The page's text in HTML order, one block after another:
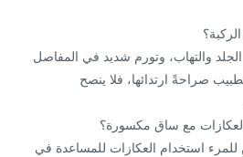
والتهاب، وتورم شديد في المفاصل
صراحةً ارتدائها، فلا ينصح
مع ساق مكسورة؟
استخدام العكازات للمساعدة في